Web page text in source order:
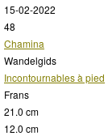
15-02-2022
48
Chamina
Wandelgids
Incontournables à pied
Frans
21.0 cm
12.0 cm